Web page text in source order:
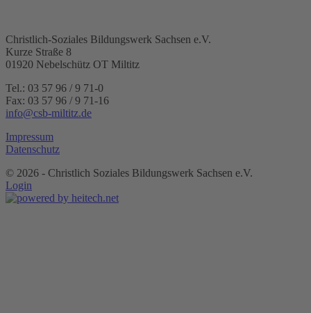
Christlich-Soziales Bildungswerk Sachsen e.V.
Kurze Straße 8
01920 Nebelschütz OT Miltitz
Tel.: 03 57 96 / 9 71-0
Fax: 03 57 96 / 9 71-16
info@csb-miltitz.de
Impressum
Datenschutz
© 2026 - Christlich Soziales Bildungswerk Sachsen e.V.
Login